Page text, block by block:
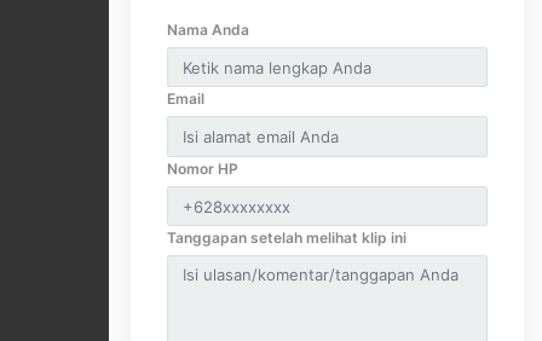
Nama Anda
Email
Nomor HP
Tanggapan setelah melihat klip ini